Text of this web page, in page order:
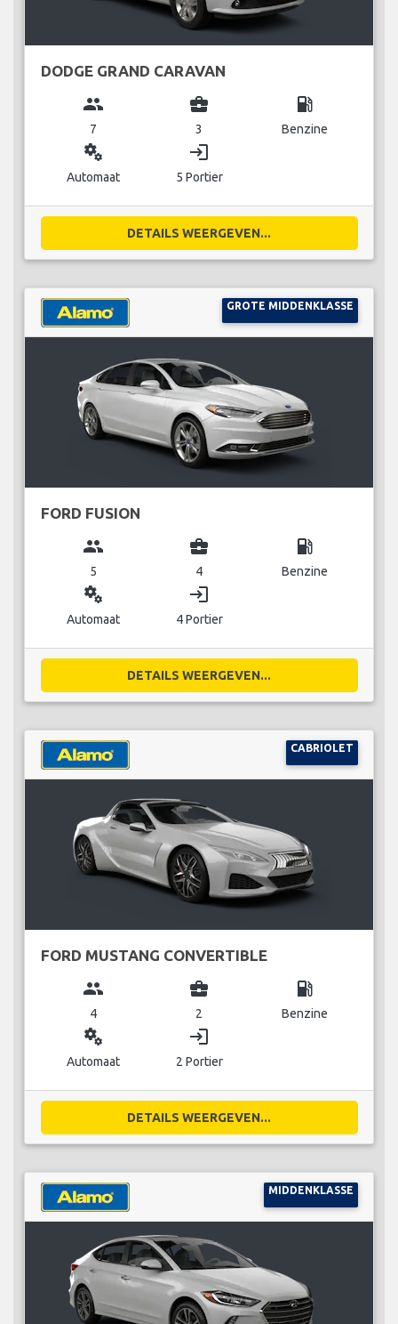
DODGE GRAND CARAVAN
group
7
business_center
3
local_gas_station
Benzine
miscellaneous_services
Automaat
login
5 Portier
DETAILS WEERGEVEN...
GROTE MIDDENKLASSE
FORD FUSION
group
5
business_center
4
local_gas_station
Benzine
miscellaneous_services
Automaat
login
4 Portier
DETAILS WEERGEVEN...
CABRIOLET
FORD MUSTANG CONVERTIBLE
group
4
business_center
2
local_gas_station
Benzine
miscellaneous_services
Automaat
login
2 Portier
DETAILS WEERGEVEN...
MIDDENKLASSE